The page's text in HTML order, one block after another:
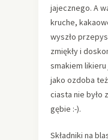
jajecznego. A
kruche,
wyszło
zmiękły i
smakiem
jako ozdoba
ciasta nie było
gębie :-).
Składniki na